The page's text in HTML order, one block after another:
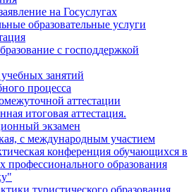
на Госуслугах
образовательные услуги
с господдержкой
занятий
процесса
аттестации
итоговая аттестация.
экзамен
с международным участием
конференция обучающихся в
профессионального образования
туристического образования